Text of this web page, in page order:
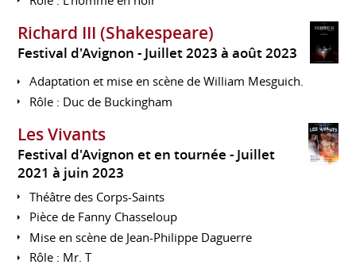
Richard III (Shakespeare)
Festival d'Avignon Juillet 2023 à août 2023
Adaptation et mise en scène de William Mesguich.
Rôle : Duc de Buckingham
Les Vivants
Festival d'Avignon et en tournée
Juillet
2021 à juin 2023
Théâtre des Corps-Saints
Pièce de Fanny Chasseloup
Mise en scène de Jean-Philippe Daguerre
Rôle : Mr. T